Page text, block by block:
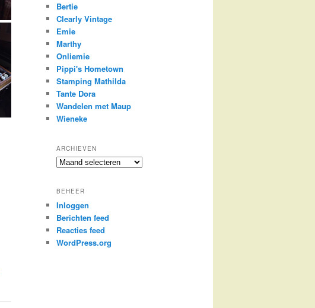
Bertie
Clearly Vintage
Emie
Marthy
Onliemie
Pippi's Hometown
Stamping Mathilda
Tante Dora
Wandelen met Maup
Wieneke
ARCHIEVEN
Archieven
BEHEER
Inloggen
Berichten feed
Reacties feed
WordPress.org